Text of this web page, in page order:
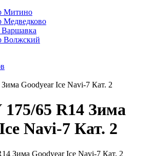
Митино
Варшавка
Волжский
Goodyear Ice Navi-7 Кат. 2
65 R14 Зима
Navi-7 Кат. 2